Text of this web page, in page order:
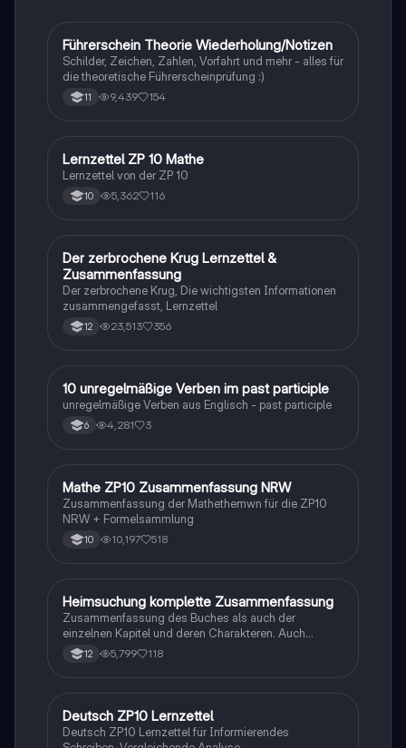
Lerntipps
Führerschein Theorie Wiederholung/Notizen
Schilder, Zeichen, Zahlen, Vorfahrt und mehr - alles für
die theoretische Führerscheinprüfung :)
11 9,439 154
Mathe
Lernzettel ZP 10 Mathe
Lernzettel von der ZP 10
10 5,362 116
Deutsch
Der zerbrochene Krug Lernzettel &
Zusammenfassung
Der zerbrochene Krug, Die wichtigsten Informationen
zusammengefasst, Lernzettel
12 23,513 356
1 Englisch
10 unregelmäßige Verben im past participle
unregelmäßige Verben aus Englisch - past participle
6 4,281 3
Mathe
Mathe ZP10 Zusammenfassung NRW
Zusammenfassung der Mathethemwn für die ZP10
NRW + Formelsammlung
10 10,197 518
Deutsch
Heimsuchung komplette Zusammenfassung
Zusammenfassung des Buches als auch der
einzelnen Kapitel und deren Charakteren. Auch
tabellarisch. Im Unterricht ohne KI erstellt
12 5,799 118
Deutsch
Deutsch ZP10 Lernzettel
Deutsch ZP10 Lernzettel für Informierendes